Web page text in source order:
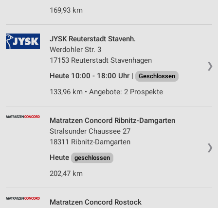
169,93 km
❯
JYSK Reuterstadt Stavenh.
Werdohler Str. 3
17153 Reuterstadt Stavenhagen
Heute 10:00 - 18:00 Uhr |
Geschlossen
133,96 km • Angebote: 2 Prospekte
❯
Matratzen Concord Ribnitz-Damgarten
Stralsunder Chaussee 27
18311 Ribnitz-Damgarten
Heute
geschlossen
202,47 km
Matratzen Concord Rostock